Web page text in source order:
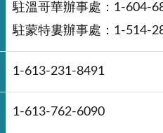
駐溫哥華辦事處：1-604-
駐蒙特婁辦事處：1-514-
1-613-231-8491
1-613-762-6090